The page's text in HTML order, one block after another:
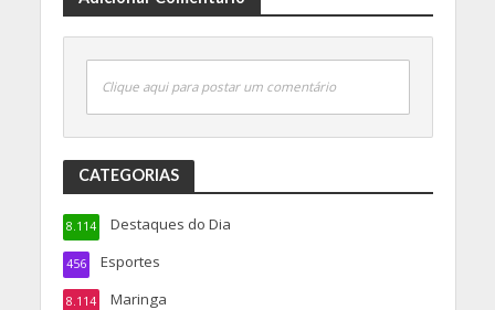
Clique aqui para postar um comentário
CATEGORIAS
Destaques do Dia
8.114
Esportes
456
Maringa
8.114